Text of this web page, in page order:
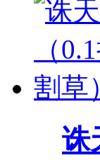
诛